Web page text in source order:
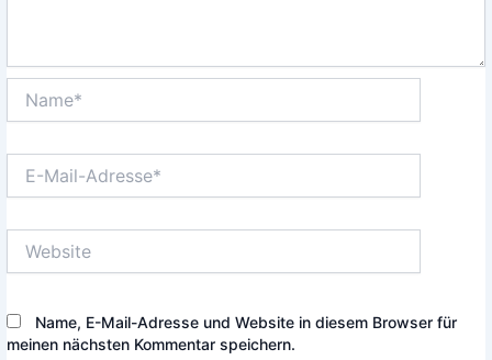
Mail-
Name, E-Mail-Adresse und Website in diesem Browser für
meinen nächsten Kommentar speichern.